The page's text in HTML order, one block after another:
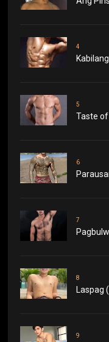
4
5
Taste
6
7
8
Laspag
9